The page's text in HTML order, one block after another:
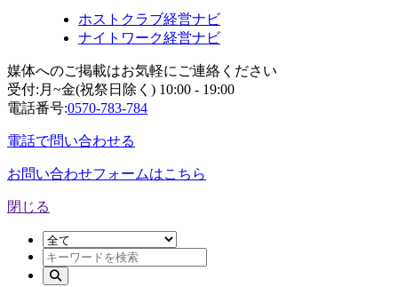
ホストクラブ経営ナビ
ナイトワーク経営ナビ
媒体へのご掲載はお気軽にご連絡ください
受付:月~金(祝祭日除く) 10:00 - 19:00
電話番号:0570-783-784
電話で問い合わせる
お問い合わせフォームはこちら
閉じる